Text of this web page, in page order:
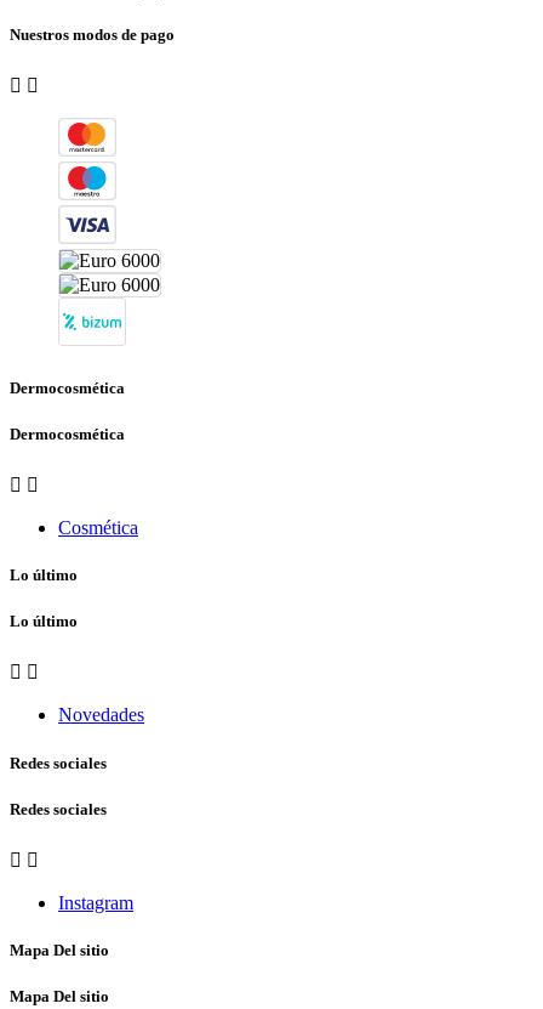
Nuestros modos de pago
 
Dermocosmética
Dermocosmética
 
Cosmética
Lo último
Lo último
 
Novedades
Redes sociales
Redes sociales
 
Instagram
Mapa Del sitio
Mapa Del sitio